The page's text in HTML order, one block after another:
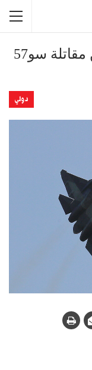
روسيا تطور نسخة جديدة من مقاتلة سو57
دولي